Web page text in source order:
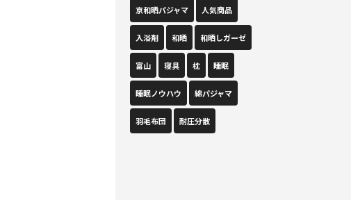
京和晒パジャマ 人気商品
入浴剤 和晒 和晒しガーゼ
富山 寝具 枕 睡眠
睡眠ノウハウ 綿パジャマ
羽毛布団 耐圧分散